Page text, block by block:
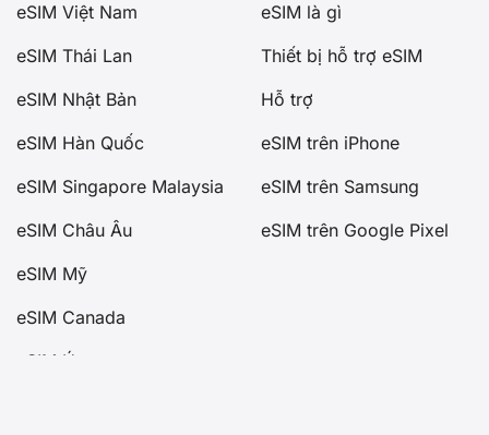
eSIM Việt Nam
eSIM Thái Lan
eSIM Nhật Bản
eSIM Hàn Quốc
eSIM Singapore Malaysia
eSIM Châu Âu
eSIM Mỹ
eSIM Canada
eSIM Úc
eSIM là gì
Thiết bị hỗ trợ eSIM
Hỗ trợ
eSIM trên iPhone
eSIM trên Samsung
eSIM trên Google Pixel